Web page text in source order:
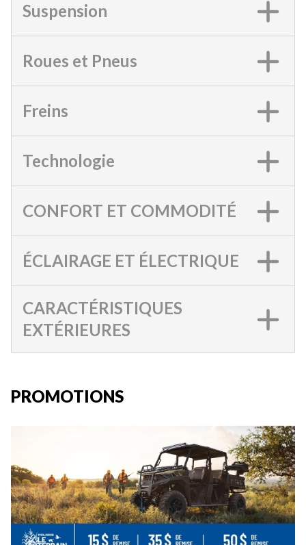
Suspension
Roues et Pneus
Freins
Technologie
CONFORT ET COMMODITÉ
ÉCLAIRAGE ET ÉLECTRIQUE
CARACTÉRISTIQUES
EXTÉRIEURES
PROMOTIONS